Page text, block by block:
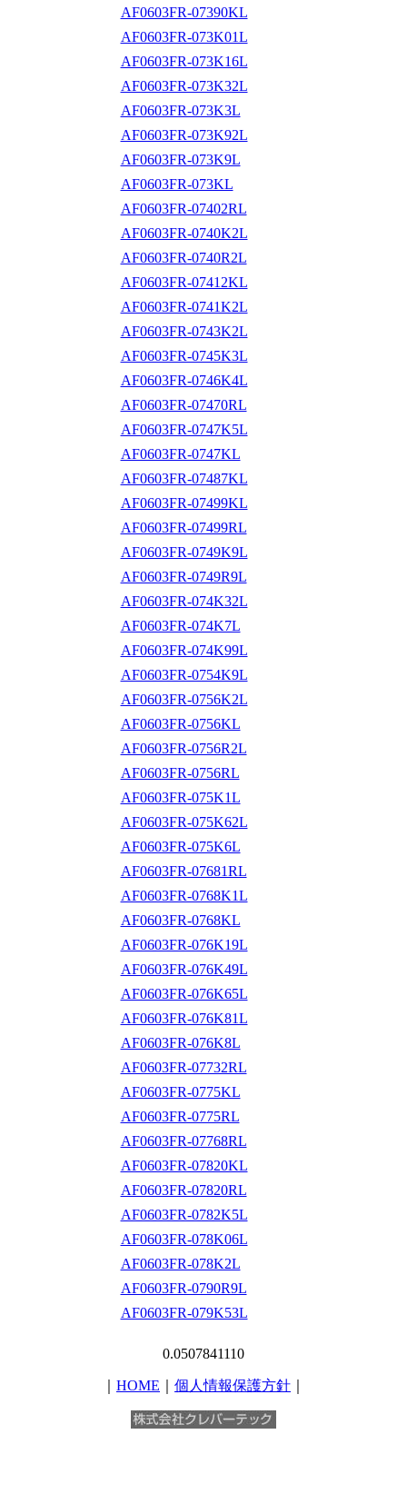
AF0603FR-07390KL
AF0603FR-073K01L
AF0603FR-073K16L
AF0603FR-073K32L
AF0603FR-073K3L
AF0603FR-073K92L
AF0603FR-073K9L
AF0603FR-073KL
AF0603FR-07402RL
AF0603FR-0740K2L
AF0603FR-0740R2L
AF0603FR-07412KL
AF0603FR-0741K2L
AF0603FR-0743K2L
AF0603FR-0745K3L
AF0603FR-0746K4L
AF0603FR-07470RL
AF0603FR-0747K5L
AF0603FR-0747KL
AF0603FR-07487KL
AF0603FR-07499KL
AF0603FR-07499RL
AF0603FR-0749K9L
AF0603FR-0749R9L
AF0603FR-074K32L
AF0603FR-074K7L
AF0603FR-074K99L
AF0603FR-0754K9L
AF0603FR-0756K2L
AF0603FR-0756KL
AF0603FR-0756R2L
AF0603FR-0756RL
AF0603FR-075K1L
AF0603FR-075K62L
AF0603FR-075K6L
AF0603FR-07681RL
AF0603FR-0768K1L
AF0603FR-0768KL
AF0603FR-076K19L
AF0603FR-076K49L
AF0603FR-076K65L
AF0603FR-076K81L
AF0603FR-076K8L
AF0603FR-07732RL
AF0603FR-0775KL
AF0603FR-0775RL
AF0603FR-07768RL
AF0603FR-07820KL
AF0603FR-07820RL
AF0603FR-0782K5L
AF0603FR-078K06L
AF0603FR-078K2L
AF0603FR-0790R9L
AF0603FR-079K53L
0.0507841110
HOME 個人情報保護方針